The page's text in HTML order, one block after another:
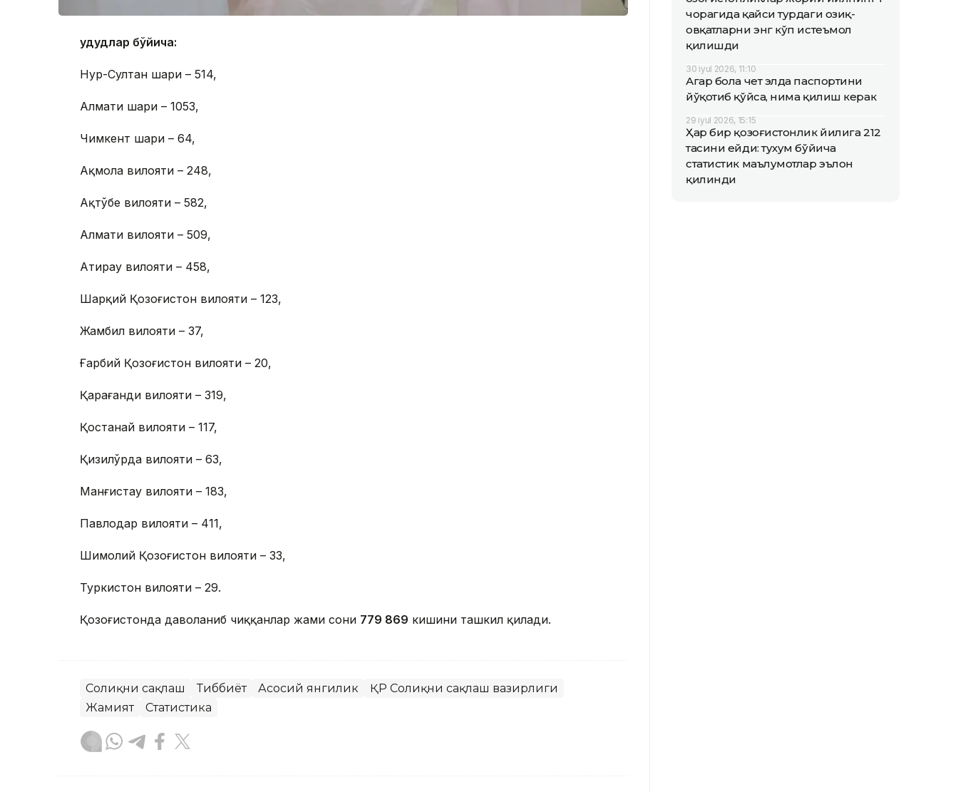
Ҳудудлар бўйича:
Нур-Султан шаҳри – 514,
Алмати шаҳри – 1053,
Чимкент шаҳри – 64,
Ақмола вилояти – 248,
Ақтўбе вилояти – 582,
Алмати вилояти – 509,
Атирау вилояти – 458,
Шарқий Қозоғистон вилояти – 123,
Жамбил вилояти – 37,
Ғарбий Қозоғистон вилояти – 20,
Қарағанди вилояти – 319,
Қостанай вилояти – 117,
Қизилўрда вилояти – 63,
Манғистау вилояти – 183,
Павлодар вилояти – 411,
Шимолий Қозоғистон вилояти – 33,
Туркистон вилояти – 29.
Қозоғистонда даволаниб чиққанлар жами сони 779 869 кишини ташкил қилади.
Соғлиқни сақлаш Тиббиёт Асосий янгилик
ҚР Соғлиқни сақлаш вазирлиги
Жамият
Статистика
чорагида қайси турдаги озиқ-
овқатларни энг кўп истеъмол
қилишди
30 iyul 2026, 11:10
Агар бола чет элда паспортини
йўқотиб қўйса, нима қилиш керак
29 iyul 2026, 15:15
Ҳар бир қозоғистонлик йилига 212
тасини ейди: тухум бўйича
статистик маълумотлар эълон
қилинди